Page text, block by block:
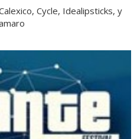
Cycle, Idealipsticks, y